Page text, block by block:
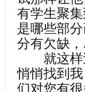
有学生聚
是哪些部
分有欠缺
就这样过
悄悄找到
们对您有